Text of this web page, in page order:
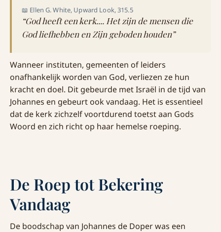
📖 Ellen G. White, Upward Look, 315.5
“God heeft een kerk.... Het zijn de mensen die
God liefhebben en Zijn geboden houden”
Wanneer instituten, gemeenten of leiders
onafhankelijk worden van God, verliezen ze hun
kracht en doel. Dit gebeurde met Israël in de tijd van
Johannes en gebeurt ook vandaag. Het is essentieel
dat de kerk zichzelf voortdurend toetst aan Gods
Woord en zich richt op haar hemelse roeping.
De Roep tot Bekering
Vandaag
De boodschap van Johannes de Doper was een